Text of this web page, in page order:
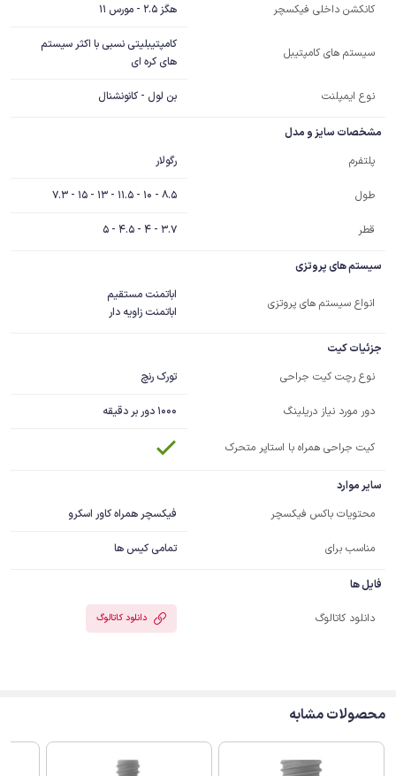
کانکشن داخلی فیکسچر هگز 2.5 - مورس 11
سیستم های کامپتیبل
های کره ای
نوع ایمپلنت بن لول - کانونشنال
مشخصات سایز و مدل
پلتفرم
رگولار
طول 8.5 - 10 - 11.5 - 13 - 15 - 7.3
قطر 3.7 - 4 - 4.5 - 5
سیستم های پروتزی
انواع سیستم های پروتزی
اباتمنت زاویه دار
جزئیات کیت
نوع رچت کیت جراحی
تورک رنچ
دور مورد نیاز دریلینگ 1000 دور بر دقیقه
کیت جراحی همراه با استاپر متحرک
سایر موارد
محتویات باکس فیکسچر
فیکسچر همراه کاور اسکرو
مناسب برای تمامی کیس ها
فایل ها
دانلود کاتالوگ دانلود کاتالوگ
محصولات مشابه